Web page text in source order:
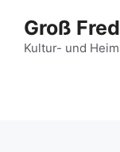
Groß
Kultur- und